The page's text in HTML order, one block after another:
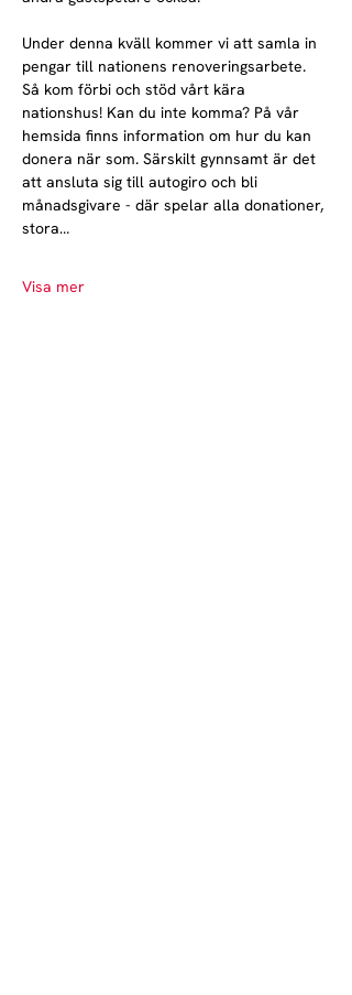
Under denna kväll kommer vi att samla in
pengar till nationens renoveringsarbete.
Så kom förbi och stöd vårt kära
nationshus! Kan du inte komma? På vår
hemsida finns information om hur du kan
donera när som. Särskilt gynnsamt är det
att ansluta sig till autogiro och bli
månadsgivare - där spelar alla donationer,
stora…
Visa mer